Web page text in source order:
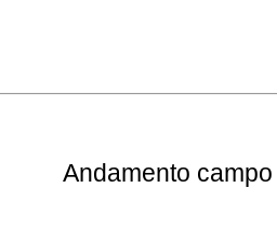
Andamento